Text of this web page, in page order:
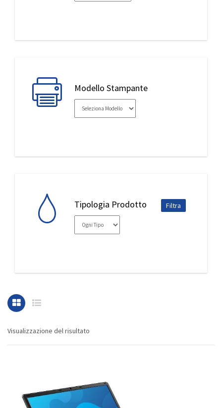
Modello Stampante
Tipologia Prodotto
Visualizzazione del risultato